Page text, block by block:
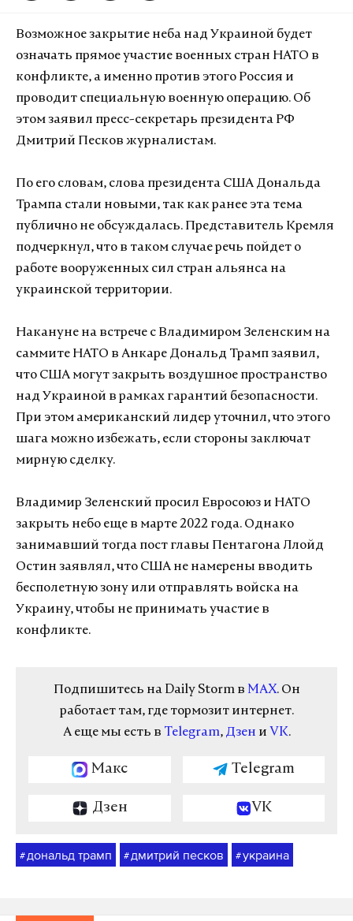
Возможное закрытие неба над Украиной будет
означать прямое участие военных стран НАТО в
конфликте, а именно против этого Россия и
проводит специальную военную операцию. Об
этом заявил пресс-секретарь президента РФ
Дмитрий Песков журналистам.
По его словам, слова президента США Дональда
Трампа стали новыми, так как ранее эта тема
публично не обсуждалась. Представитель Кремля
подчеркнул, что в таком случае речь пойдет о
работе вооруженных сил стран альянса на
украинской территории.
Накануне на встрече с Владимиром Зеленским на
саммите НАТО в Анкаре Дональд Трамп заявил,
что США могут закрыть воздушное пространство
над Украиной в рамках гарантий безопасности.
При этом американский лидер уточнил, что этого
шага можно избежать, если стороны заключат
мирную сделку.
Владимир Зеленский просил Евросоюз и НАТО
закрыть небо еще в марте 2022 года. Однако
занимавший тогда пост главы Пентагона Ллойд
Остин заявлял, что США не намерены вводить
бесполетную зону или отправлять войска на
Украину, чтобы не принимать участие в
конфликте.
Подпишитесь на Daily Storm в MAX. Он
работает там, где тормозит интернет.
А еще мы есть в Telegram, Дзен и VK.
Макс Telegram
Дзен VK
# дональд трамп # дмитрий песков #украина